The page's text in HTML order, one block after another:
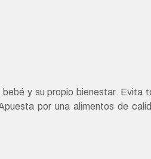
y su propio bienestar. Evita
por una alimentos de